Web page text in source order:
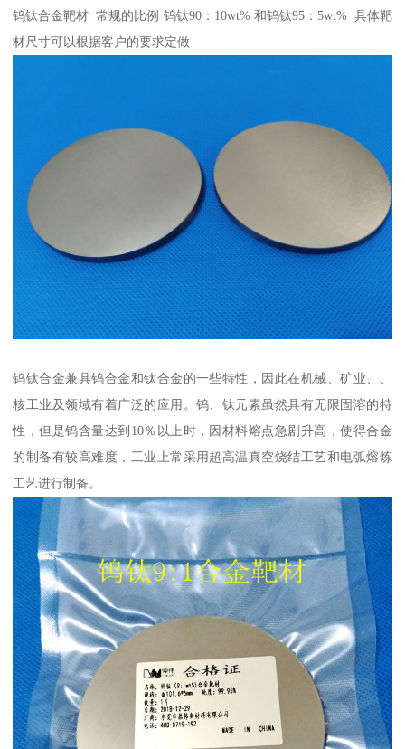
钨钛合金靶材 常规的比例 钨钛90：10wt% 和钨钛95：5wt% 具体靶
材尺寸可以根据客户的要求定做
钨钛合金兼具钨合金和钛合金的一些特性，因此在机械、矿业、、
核工业及领域有着广泛的应用。钨、钛元素虽然具有无限固溶的特
性，但是钨含量达到10％以上时，因材料熔点急剧升高，使得合金
的制备有较高难度，工业上常采用超高温真空烧结工艺和电弧熔炼
工艺进行制备。